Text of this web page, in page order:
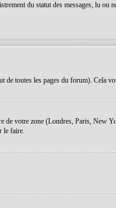
du statut des messages, lu ou
de toutes les pages du forum). Cela
votre zone (Londres, Paris, New
le faire.